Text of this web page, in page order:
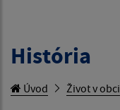
História
Úvod Život v obci